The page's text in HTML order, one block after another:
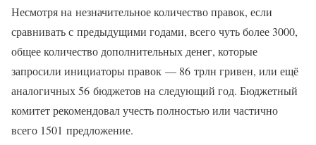
Несмотря на незначительное количество правок, если
сравнивать с предыдущими годами, всего чуть более 3000,
общее количество дополнительных денег, которые
запросили инициаторы правок — 86 трлн гривен, или ещё
аналогичных 56 бюджетов на следующий год. Бюджетный
комитет рекомендовал учесть полностью или частично
всего 1501 предложение.